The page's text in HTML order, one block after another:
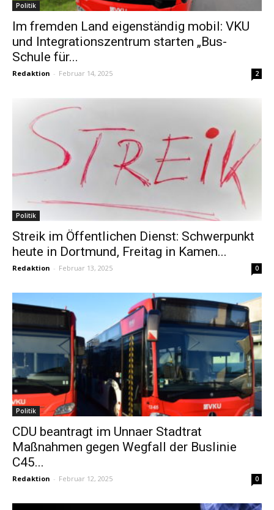
Politik
Im fremden Land eigenständig mobil: VKU
und Integrationszentrum starten „Bus-
Schule für...
Redaktion - Februar 14, 2025 2
Politik
Streik im Öffentlichen Dienst: Schwerpunkt
heute in Dortmund, Freitag in Kamen...
Redaktion - Februar 13, 2025 0
Politik
CDU beantragt im Unnaer Stadtrat
Maßnahmen gegen Wegfall der Buslinie
C45...
Redaktion - Februar 12, 2025 0